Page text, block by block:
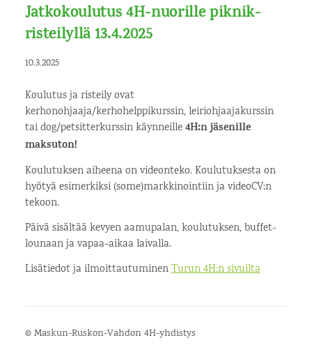
Jatkokoulutus 4H-nuorille piknik-
risteilyllä 13.4.2025
10.3.2025
Koulutus ja risteily ovat
kerhonohjaaja/kerhohelppikurssin, leiriohjaajakurssin
tai dog/petsitterkurssin käynneille4H:n jäsenille
maksuton!
Koulutuksen aiheena on videonteko. Koulutuksesta on
hyötyä esimerkiksi (some)markkinointiin ja videoCV:n
tekoon.
Päivä sisältää kevyen aamupalan, koulutuksen, buffet-
lounaan ja vapaa-aikaa laivalla.
Lisätiedot ja ilmoittautuminenTurun 4H:n sivuilta
© Maskun-Ruskon-Vahdon 4H-yhdistys